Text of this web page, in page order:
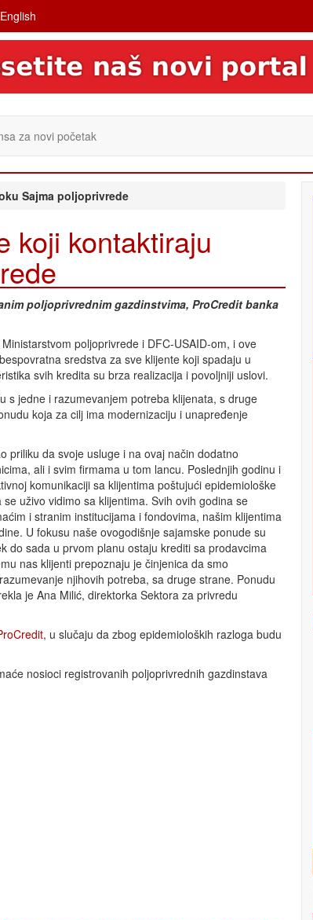
za novi početak
Sajma poljoprivrede
koji kontaktiraju
poljoprivrednim gazdinstvima, ProCredit banka
poljoprivrede i DFC-USAID-om, i ove
sredstva za sve klijente koji spadaju u
svih kredita su brza realizacija i povoljniji uslovi.
s jedne i razumevanjem potreba klijenata, s druge
koja za cilj ima modernizaciju i unapređenje
priliku da svoje usluge i na ovaj način dodatno
ali i svim firmama u tom lancu. Poslednjih godinu i
komunikaciji sa klijentima poštujući epidemiološke
uživo vidimo sa klijentima. Svih ovih godina se
i stranim institucijama i fondovima, našim klijentima
U fokusu naše ovogodišnje sajamske ponude su
do sada u prvom planu ostaju krediti sa prodavcima
nas klijenti prepoznaju je činjenica da smo
njihovih potreba, sa druge strane. Ponudu
je Ana Milić, direktorka Sektora za privredu
, u slučaju da zbog epidemioloških razloga budu
nosioci registrovanih poljoprivrednih gazdinstava